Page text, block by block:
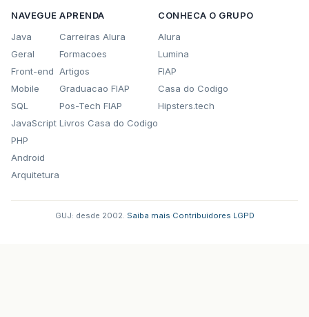
NAVEGUE
Java
Geral
Front-end
Mobile
SQL
JavaScript
PHP
Android
Arquitetura
APRENDA
Carreiras Alura
Formacoes
Artigos
Graduacao FIAP
Pos-Tech FIAP
Livros Casa do Codigo
CONHECA O GRUPO
Alura
Lumina
FIAP
Casa do Codigo
Hipsters.tech
GUJ: desde 2002. Saiba mais Contribuidores LGPD